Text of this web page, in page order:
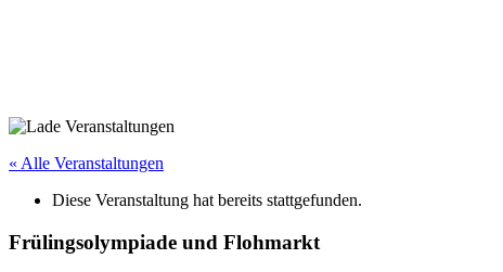
« Alle Veranstaltungen
Diese Veranstaltung hat bereits stattgefunden.
Frülingsolympiade und Flohmarkt